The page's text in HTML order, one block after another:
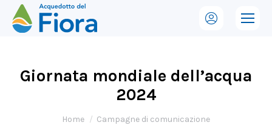
Giornata mondiale dell’acqua
2024
Home
Campagne di comunicazione